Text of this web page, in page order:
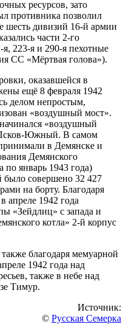
ресурсов, зато
противника позволил
шесть дивизий 16-й армии
части 2-го
я, 223-я и 290-я пехотные
СС «Мёртвая голова»).
оказавшейся в
ещё 8 февраля 1942
делом непростым,
«воздушный мост».
«воздушный
Южный. В самом
в Демянске и
Демянского
по январь 1943 года)
было совершено 32 427
на борту. Благодаря
апреле 1942 года
«Зейдлиц» с запада и
котла» 2-й корпус
благодаря мемуарной
1942 года над
также в небе над
Тимур.
Источник:
© Русская Семерка